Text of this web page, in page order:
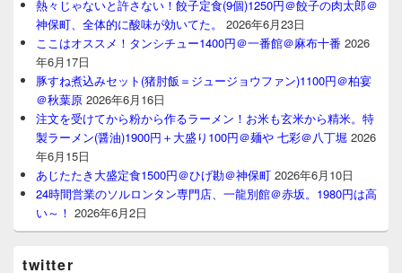
熱々じゃないと許さない！餃子定食(9個)1250円＠餃子の肉太郎＠
神保町、全体的に酸味が効いてた。
2026年6月23日
ここはオススメ！タンシチュー1400円＠一番館＠麻布十番 2026
年6月17日
豚すね煮込みセット(猪肘飯＝ジュージョウファン)1100円＠柏宴
＠秋葉原 2026年6月16日
注文を受けてから粉から作るラーメン！お米も玄米から精米。特
製ラーメン(醤油)1900円＋大盛り100円＠麺や 七彩＠八丁堀 2026
年6月15日
あじたたき大盛定食1500円＠ひげ勘＠神保町 2026年6月10日
24時間営業のソルロンタン専門店、一龍別館＠赤坂。1980円は高
い～！ 2026年6月2日
twitter